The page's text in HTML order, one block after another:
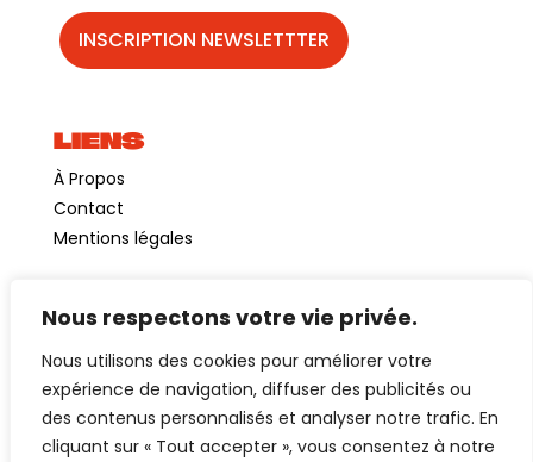
Nous respectons votre vie privée.
Nous utilisons des cookies pour améliorer votre
expérience de navigation, diffuser des publicités ou
des contenus personnalisés et analyser notre trafic. En
cliquant sur « Tout accepter », vous consentez à notre
LIENS
À Propos
Contact
Mentions légales
©GuinguetteChezAlriq2026
Création site internetYOSOY studio